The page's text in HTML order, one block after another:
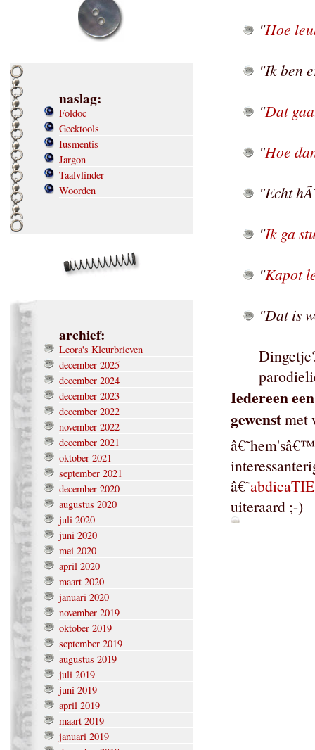
naslag:
Foldoc
Geektools
Iusmentis
Jargon
Taalvlinder
Woorden
archief:
Leora's Kleurbrieven
december 2025
december 2024
december 2023
december 2022
november 2022
december 2021
oktober 2021
september 2021
december 2020
augustus 2020
juli 2020
juni 2020
mei 2020
april 2020
maart 2020
januari 2020
november 2019
oktober 2019
september 2019
augustus 2019
juli 2019
juni 2019
april 2019
maart 2019
januari 2019
"Hoe
"Ik ben
"Dat
"Hoe
"Echt
"Ik ga
"Kapot
"Dat is
Iedereen
gewenstmet
â€˜abdicaTIE
uiteraard ;-)